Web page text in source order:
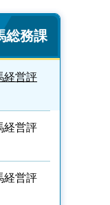
総務課
経営評
経営評
経営評